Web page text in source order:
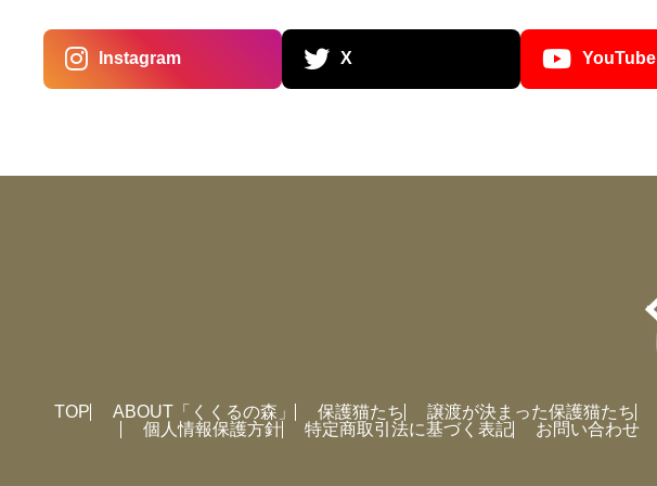
Instagram X YouTube
TOP ABOUT「くくるの森」 保護猫たち 譲渡が決まった保護猫たち
個人情報保護方針
特定商取引法に基づく表記 お問い合わせ